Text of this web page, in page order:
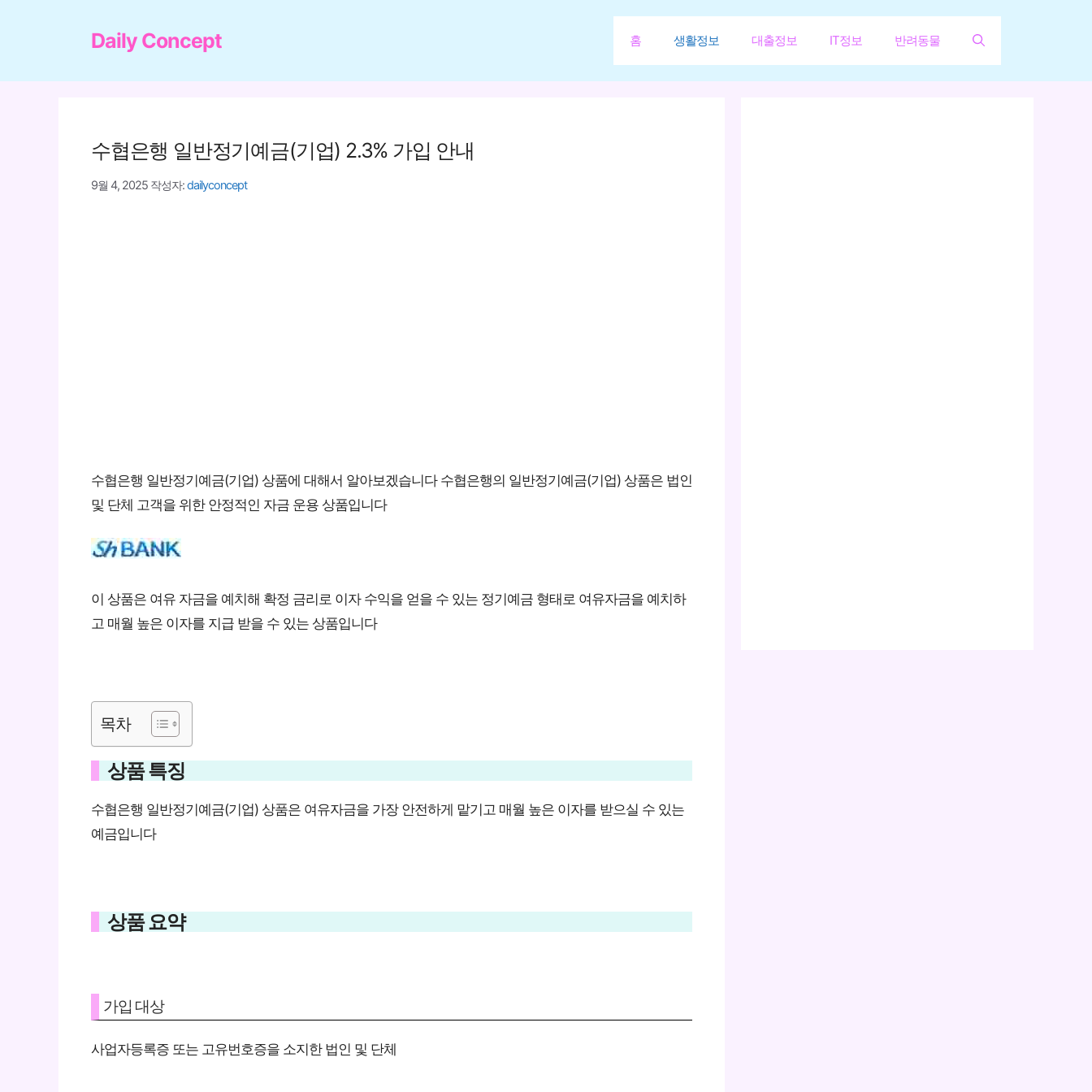
로
Daily Concept 홈 생활정보 대출정보 IT정보 반려동물
수협은행 일반정기예금(기업) 2.3% 가입 안내
9월 4, 2025 작성자:dailyconcept
수협은행 일반정기예금(기업) 상품에 대해서 알아보겠습니다 수협은행의 일반정기예금(기업) 상품은 법인
및 단체 고객을 위한 안정적인 자금 운용 상품입니다
이 상품은 여유 자금을 예치해 확정 금리로 이자 수익을 얻을 수 있는 정기예금 형태로 여유자금을 예치하
고 매월 높은 이자를 지급 받을 수 있는 상품입니다
목차
상품 특징
수협은행 일반정기예금(기업) 상품은 여유자금을 가장 안전하게 맡기고 매월 높은 이자를 받으실 수 있는
예금입니다
상품 요약
가입 대상
사업자등록증 또는 고유번호증을 소지한 법인 및 단체